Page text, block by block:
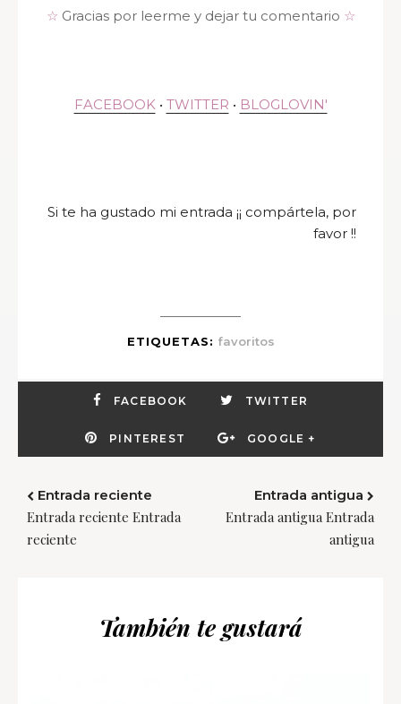
☆ Gracias por leerme y dejar tu comentario ☆
FACEBOOK • TWITTER • BLOGLOVIN'
Si te ha gustado mi entrada ¡¡ compártela, por
favor !!
ETIQUETAS: favoritos
FACEBOOK TWITTER
PINTEREST GOOGLE +
Entrada reciente
Entrada reciente Entrada
reciente
Entrada antigua
Entrada antigua Entrada
antigua
También te gustará